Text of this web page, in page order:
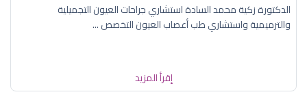
الدكتورة زكية محمد السادة استشاري جراحات العيون التجميلية
والترميمية واستشاري طب أعصاب العيون التخصص ...
إقرأ المزيد